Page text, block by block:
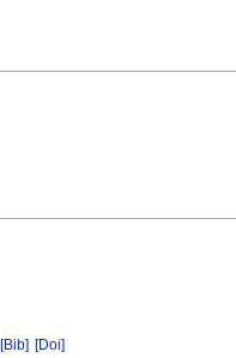
[Bib] [Doi]